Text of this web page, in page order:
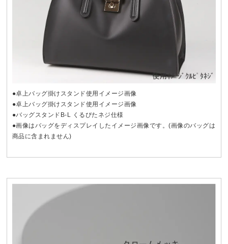
●卓上バッグ掛けスタンド使用イメージ画像
●卓上バッグ掛けスタンド使用イメージ画像
●バッグスタンドB-L くるぴたネジ仕様
●画像はバッグをディスプレイしたイメージ画像です。(画像のバッグは
商品に含まれません)